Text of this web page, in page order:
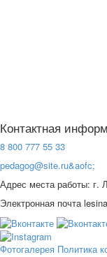
Контактная
8 800 777 55 33
pedagog@site.ru&aofc;
Адрес места работы: г.
Электронная почта
Фотогалерея Политика